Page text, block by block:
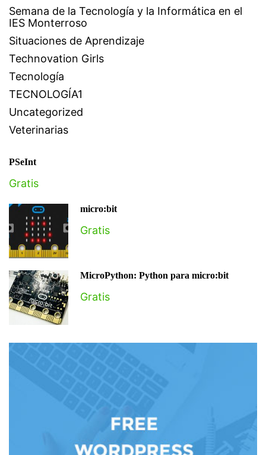
Semana de la Tecnología y la Informática en el
IES Monterroso
Situaciones de Aprendizaje
Technovation Girls
Tecnología
TECNOLOGÍA1
Uncategorized
Veterinarias
PSeInt
Gratis
micro:bit
Gratis
MicroPython: Python para micro:bit
Gratis